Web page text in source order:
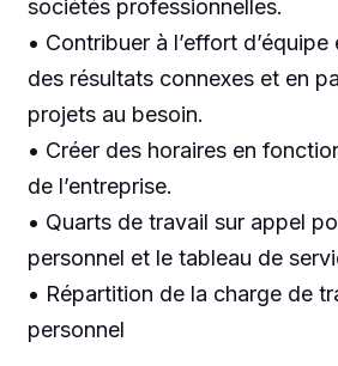
sociétés professionnelles.
• Contribuer à l’effort
des résultats connexes et en
projets au besoin.
• Créer des horaires en
de l’entreprise.
• Quarts de travail sur appel
personnel et le tableau de
• Répartition de la charge de
personnel